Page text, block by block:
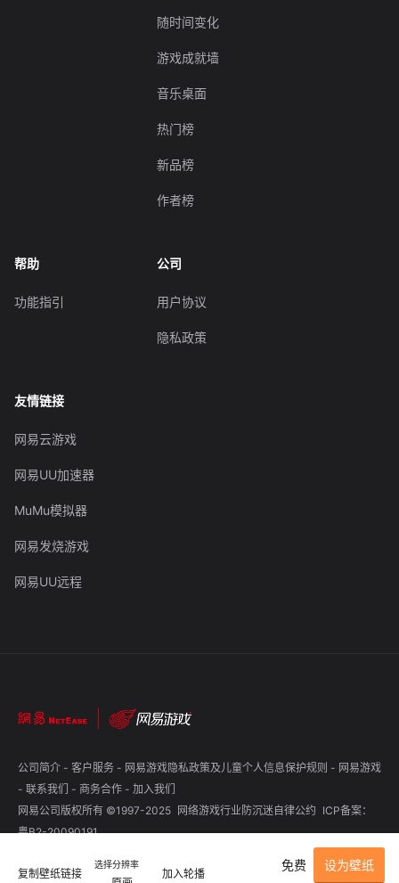
复制壁纸链接
选择分辨率
加入轮播
免费 设为壁纸
随时间变化
游戏成就墙
音乐桌面
热门榜
新品榜
作者榜
帮助
功能指引
公司
用户协议
隐私政策
友情链接
网易云游戏
网易UU加速器
MuMu模拟器
网易发烧游戏
网易UU远程
公司简介 - 客户服务 - 网易游戏隐私政策及儿童个人信息保护规则 - 网易游戏
- 联系我们 - 商务合作 - 加入我们
网易公司版权所有 ©1997-2025 网络游戏行业防沉迷自律公约 ICP备案：
粤B2-20090191